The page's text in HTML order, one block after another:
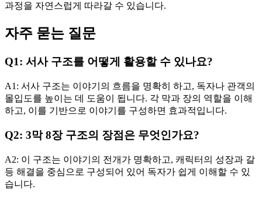
과정을 자연스럽게 따라갈 수 있습니다.
자주 묻는 질문
Q1: 서사 구조를 어떻게 활용할 수 있나요?
A1: 서사 구조는 이야기의 흐름을 명확히 하고, 독자나 관객의
몰입도를 높이는 데 도움이 됩니다. 각 막과 장의 역할을 이해
하고, 이를 기반으로 이야기를 구성하면 효과적입니다.
Q2: 3막 8장 구조의 장점은 무엇인가요?
A2: 이 구조는 이야기의 전개가 명확하고, 캐릭터의 성장과 갈
등 해결을 중심으로 구성되어 있어 독자가 쉽게 이해할 수 있
습니다.